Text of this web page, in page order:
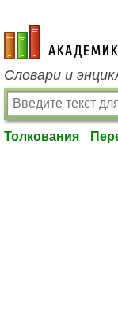
academic.ru
Словари и
Толкования